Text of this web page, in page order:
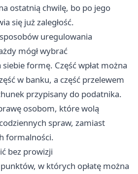
ostatnią chwilę, bo po jego
się już zaległość.
uregulowania
mógł wybrać
formę. Część wpłat można
w banku, a część przelewem
przypisany do podatnika.
osobom, które wolą
spraw, zamiast
formalności.
bez prowizji
w których opłatę można